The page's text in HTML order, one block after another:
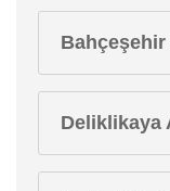
Deliklikaya